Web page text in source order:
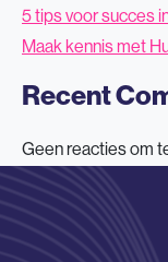
5 tips voor succes
Maak kennis met
Recent
Geen reacties om